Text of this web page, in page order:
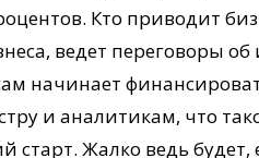
Кто приводит
ведет переговоры
начинает
и аналитикам, что
старт. Жалко ведь будет,